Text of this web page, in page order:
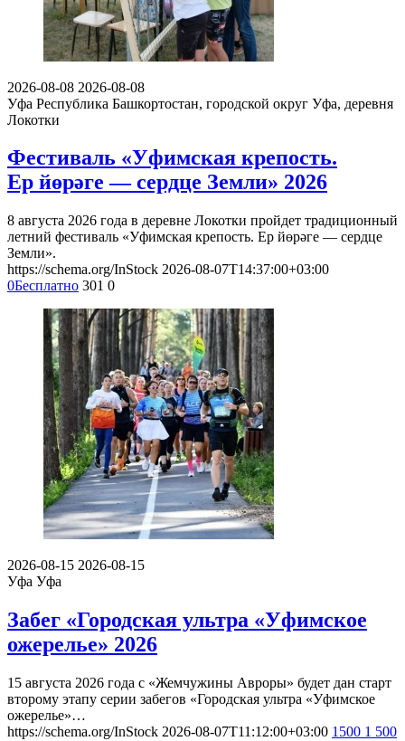
2026-08-08 2026-08-08
Уфа Республика Башкортостан, городской округ Уфа, деревня
Локотки
Фестиваль «Уфимская крепость.
Ер йөрәге — сердце Земли» 2026
8 августа 2026 года в деревне Локотки пройдет традиционный
летний фестиваль «Уфимская крепость. Ер йөрәге — сердце
Земли».
https://schema.org/InStock 2026-08-07T14:37:00+03:00
0Бесплатно 301 0
2026-08-15 2026-08-15
Уфа Уфа
Забег «Городская ультра «Уфимское
ожерелье» 2026
15 августа 2026 года с «Жемчужины Авроры» будет дан старт
второму этапу серии забегов «Городская ультра «Уфимское
ожерелье»…
https://schema.org/InStock 2026-08-07T11:12:00+03:00 1500 1 500